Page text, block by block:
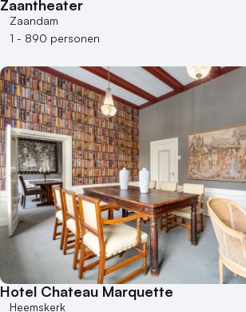
Zaantheater
Zaandam
1 - 890 personen
Hotel Chateau Marquette
Heemskerk